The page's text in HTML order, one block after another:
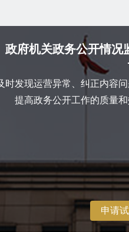
政府机关政务公开情况
发现运营异常、纠正内容问
提高政务公开工作的质量
申请